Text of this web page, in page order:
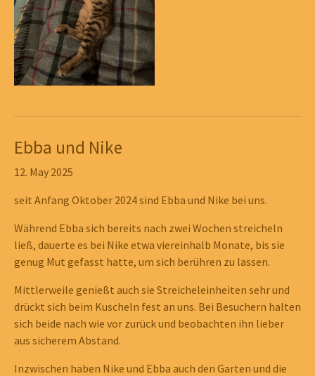
Ebba und Nike
12. May 2025
seit Anfang Oktober 2024 sind Ebba und Nike bei uns.
Während Ebba sich bereits nach zwei Wochen streicheln
ließ, dauerte es bei Nike etwa viereinhalb Monate, bis sie
genug Mut gefasst hatte, um sich berühren zu lassen.
Mittlerweile genießt auch sie Streicheleinheiten sehr und
drückt sich beim Kuscheln fest an uns. Bei Besuchern halten
sich beide nach wie vor zurück und beobachten ihn lieber
aus sicherem Abstand.
Inzwischen haben Nike und Ebba auch den Garten und die